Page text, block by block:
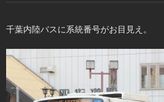
千葉内陸バスに系統番号がお目見え。